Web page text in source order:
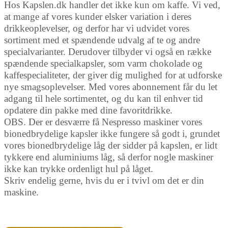
Hos Kapslen.dk handler det ikke kun om kaffe. Vi ved,
at mange af vores kunder elsker variation i deres
drikkeoplevelser, og derfor har vi udvidet vores
sortiment med et spændende udvalg af te og andre
specialvarianter. Derudover tilbyder vi også en række
spændende specialkapsler, som varm chokolade og
kaffespecialiteter, der giver dig mulighed for at udforske
nye smagsoplevelser. Med vores abonnement får du let
adgang til hele sortimentet, og du kan til enhver tid
opdatere din pakke med dine favoritdrikke.
OBS. Der er desværre få Nespresso maskiner vores
bionedbrydelige kapsler ikke fungere så godt i, grundet
vores bionedbrydelige låg der sidder på kapslen, er lidt
tykkere end aluminiums låg, så derfor nogle maskiner
ikke kan trykke ordenligt hul på låget.
Skriv endelig gerne, hvis du er i tvivl om det er din
maskine.